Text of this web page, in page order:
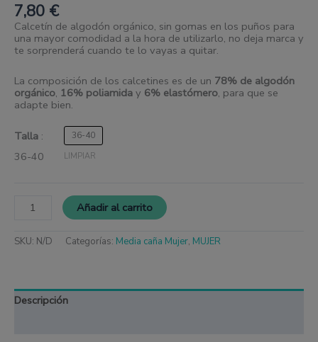
7,80 €
Calcetín de algodón orgánico, sin gomas en los puños para
una mayor comodidad a la hora de utilizarlo, no deja marca y
te sorprenderá cuando te lo vayas a quitar.
La composición de los calcetines es de un 78% de algodón
orgánico, 16% poliamida y 6% elastómero, para que se
adapte bien.
Talla
36-40
36-40
LIMPIAR
Añadir al carrito
SKU: N/D Categorías: Media caña Mujer, MUJER
Descripción